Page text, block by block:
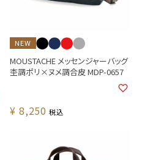
NEW
MOUSTACHE メッセンジャーバッグ
杢調ポリ×ヌメ調合皮 MDP-0657
¥ 8,250 税込